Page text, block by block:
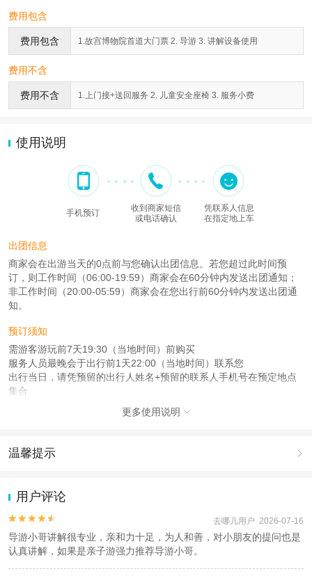
费用包含
费用包含 1.故宫博物院首道大门票 2. 导游 3. 讲解设备使用
费用不含
费用不含 1.上门接+送回服务 2. 儿童安全座椅 3. 服务小费
使用说明
手机预订
收到商家短信
或电话确认
凭联系人信息
在指定地上车
出团信息
商家会在出游当天的0点前与您确认出团信息。若您超过此时间预
订，则工作时间（06:00-19:59）商家会在60分钟内发送出团通知；
非工作时间（20:00-05:59）商家会在您出行前60分钟内发送出团通
知。
预订须知
需游客游玩前7天19:30（当地时间）前购买
服务人员最晚会于出行前1天22:00（当地时间）联系您
出行当日，请凭预留的出行人姓名+预留的联系人手机号在预定地点
集合
儿童：5周岁 – 17周岁；
老人：60周岁 – 99周岁；
本产品由青岛驿路同行国际旅行社有限公司代理招徕，委托社为北京中禾旅行社
有限公司，具体的旅游服务和操作由委托社及其有资质的地接社提供
更多使用说明 
温馨提示 
动（如跳伞、潜水、滑雪等）前，请务必仔细阅读
2.为普及旅游安全知识及旅游文明公约，使您的旅程顺利圆满完成，
特制定《去哪儿网旅游安全手册》 ，请您认真阅读并切实遵守。
用户评论

 去哪儿用户 2026-07-16
导游小哥讲解很专业，亲和力十足，为人和善，对小朋友的提问也是
认真讲解，如果是亲子游强力推荐导游小哥。